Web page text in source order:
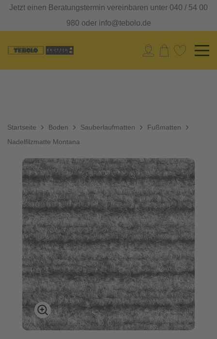
Jetzt einen Beratungstermin vereinbaren unter 040 / 54 00
980 oder info@tebolo.de
Startseite Boden Sauberlaufmatten
Fußmatten
Nadelfilzmatte Montana